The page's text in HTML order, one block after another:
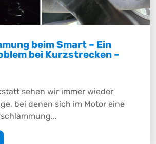
beim Smart – Ein
bei Kurzstrecken –
sehen wir immer wieder
bei denen sich im Motor eine